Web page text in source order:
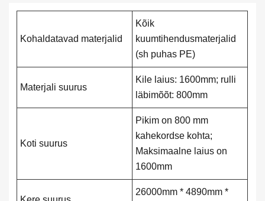
Kohaldatavad materjalid
Kõik
kuumtihendusmaterjalid
(sh puhas PE)
Materjali suurus
Kile laius: 1600mm; rulli
läbimõõt: 800mm
Koti suurus
Pikim on 800 mm
kahekordse kohta;
Maksimaalne laius on
1600mm
26000mm * 4890mm *